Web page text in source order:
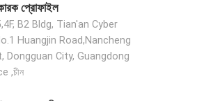
প্রোফাইল
B2 Bldg, Tian'an Cyber
Huangjin Road,Nancheng
Dongguan City, Guangdong
,চীন